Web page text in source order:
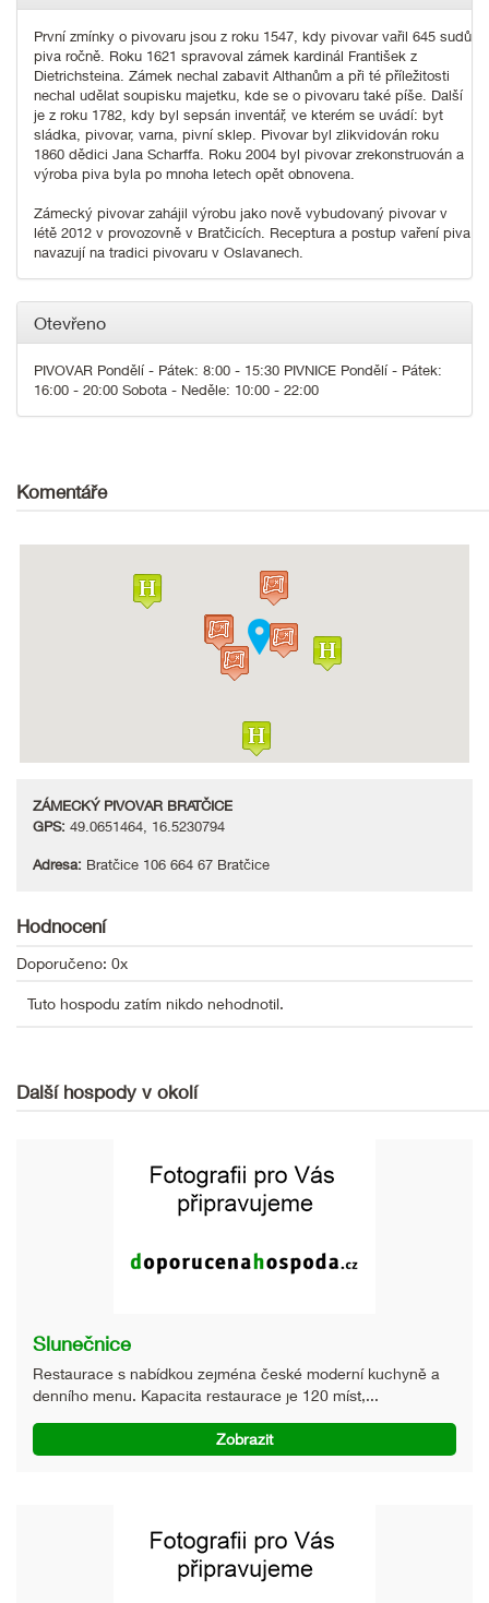
První zmínky o pivovaru jsou z roku 1547, kdy pivovar vařil 645 sudů
piva ročně. Roku 1621 spravoval zámek kardinál František z
Dietrichsteina. Zámek nechal zabavit Althanům a při té příležitosti
nechal udělat soupisku majetku, kde se o pivovaru také píše. Další
je z roku 1782, kdy byl sepsán inventář, ve kterém se uvádí: byt
sládka, pivovar, varna, pivní sklep. Pivovar byl zlikvidován roku
1860 dědici Jana Scharffa. Roku 2004 byl pivovar zrekonstruován a
výroba piva byla po mnoha letech opět obnovena.
Zámecký pivovar zahájil výrobu jako nově vybudovaný pivovar v
létě 2012 v provozovně v Bratčicích. Receptura a postup vaření piva
navazují na tradici pivovaru v Oslavanech.
Otevřeno
PIVOVAR Pondělí - Pátek: 8:00 - 15:30 PIVNICE Pondělí - Pátek:
16:00 - 20:00 Sobota - Neděle: 10:00 - 22:00
Komentáře
ZÁMECKÝ PIVOVAR BRATČICE
GPS: 49.0651464, 16.5230794
Adresa: Bratčice 106 664 67 Bratčice
Hodnocení
Doporučeno: 0x
Tuto hospodu zatím nikdo nehodnotil.
Další hospody v okolí
Slunečnice
Restaurace s nabídkou zejména české moderní kuchyně a
denního menu. Kapacita restaurace je 120 míst,...
Zobrazit